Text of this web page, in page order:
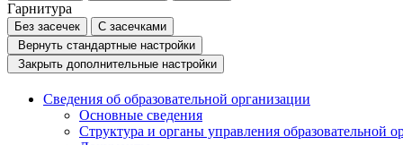
Гарнитура
Без засечек
С засечками
Вернуть стандартные настройки
Закрыть дополнительные настройки
Сведения об образовательной организации
Основные сведения
Структура и органы управления образовательной